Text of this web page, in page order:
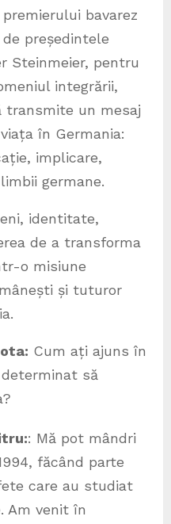
bavarez
președintele
Steinmeier, pentru
integrării,
transmite un mesaj
în Germania:
implicare,
germane.
identitate,
de a transforma
o misiune
și tuturor
Cum ați ajuns în
să
: Mă pot mândri
făcând parte
care au studiat
Am venit în